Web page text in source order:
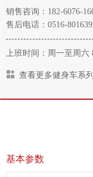
销售咨询：182-6076-
售后电话：0516-
上班时间：周一至周六
查看更多健身车系列
基本参数